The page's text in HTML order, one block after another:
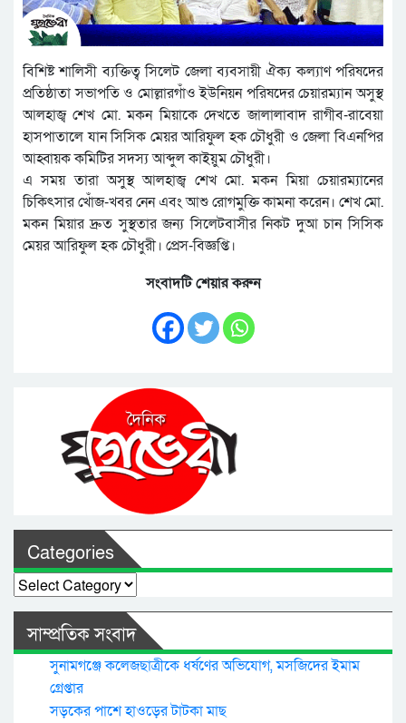
বিশিষ্ট শালিসী ব্যক্তিত্ব সিলেট জেলা ব্যবসায়ী ঐক্য কল্যাণ পরিষদের
প্রতিষ্ঠাতা সভাপতি ও মোল্লারগাঁও ইউনিয়ন পরিষদের চেয়ারম্যান অসুস্থ
আলহাজ্ব শেখ মো. মকন মিয়াকে দেখতে জালালাবাদ রাগীব-রাবেয়া
হাসপাতালে যান সিসিক মেয়র আরিফুল হক চৌধুরী ও জেলা বিএনপির
আহ্বায়ক কমিটির সদস্য আব্দুল কাইয়ুম চৌধুরী।
এ সময় তারা অসুস্থ আলহাজ্ব শেখ মো. মকন মিয়া চেয়ারম্যানের
চিকিৎসার খোঁজ-খবর নেন এবং আশু রোগমুক্তি কামনা করেন। শেখ মো.
মকন মিয়ার দ্রুত সুস্থতার জন্য সিলেটবাসীর নিকট দুআ চান সিসিক
মেয়র আরিফুল হক চৌধুরী। প্রেস-বিজ্ঞপ্তি।
সংবাদটি শেয়ার করুন
Categories
Categories
সাম্প্রতিক সংবাদ
সুনামগঞ্জে কলেজছাত্রীকে ধর্ষণের অভিযোগ, মসজিদের ইমাম
গ্রেপ্তার
সড়কের পাশে হাওড়ের টাটকা মাছ